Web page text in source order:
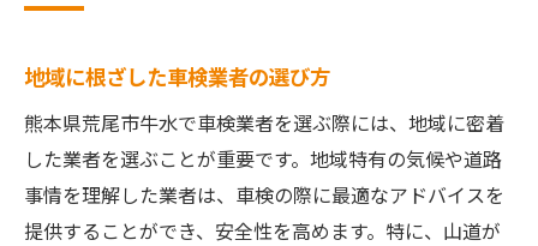
地域に根ざした車検業者の選び方
熊本県荒尾市牛水で車検業者を選ぶ際には、地域に密着
した業者を選ぶことが重要です。地域特有の気候や道路
事情を理解した業者は、車検の際に最適なアドバイスを
提供することができ、安全性を高めます。特に、山道が